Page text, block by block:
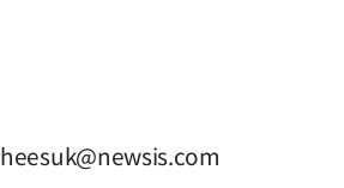
heesuk@newsis.com